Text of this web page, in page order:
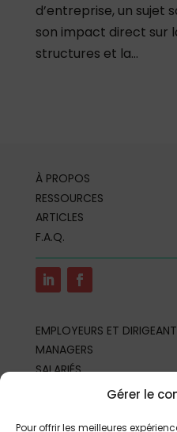
Gérer le
Pour offrir les meilleures
d’entreprise, un sujet
son impact direct sur
structures et la...
À PROPOS
RESSOURCES
ARTICLES
F.A.Q.
EMPLOYEURS ET
MANAGERS
SALARIÉS
REPRÉSENTANTS DU
PARTENAIRES ET